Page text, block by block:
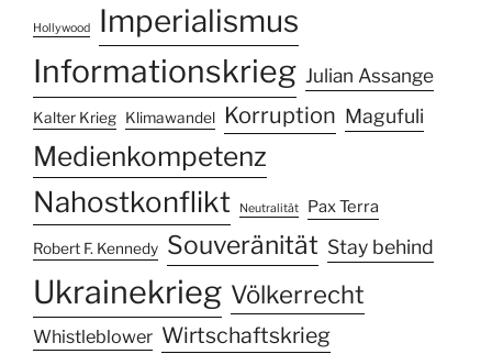
Hollywood
Imperialismus
Informationskrieg Julian Assange
Kalter Krieg Klimawandel Korruption Magufuli
Medienkompetenz
Nahostkonflikt Neutralität Pax Terra
Robert F. Kennedy Souveränität Stay behind
Ukrainekrieg Völkerrecht
Whistleblower Wirtschaftskrieg